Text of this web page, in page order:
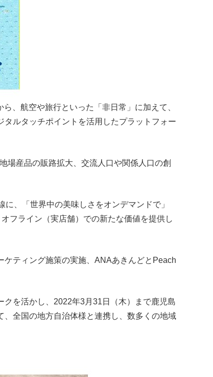
、航空や旅行といった「非日常」に加えて、
ルタッチポイントを活用したプラットフォー
産品の販路拡大、交流人口や関係人口の創
、「世界中の美味しさをオンデマンドで」
フライン（実店舗）での新たな価値を提供し
ティング施策の実施、ANAあきんどとPeach
を活かし、2022年3月31日（木）まで鹿児島
全国の地方自治体様と連携し、数多くの地域